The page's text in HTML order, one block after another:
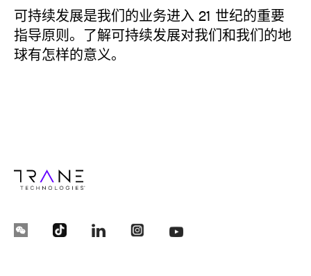
可持续发展是我们的业务进入 21 世纪的重要
指导原则。了解可持续发展对我们和我们的地
球有怎样的意义。